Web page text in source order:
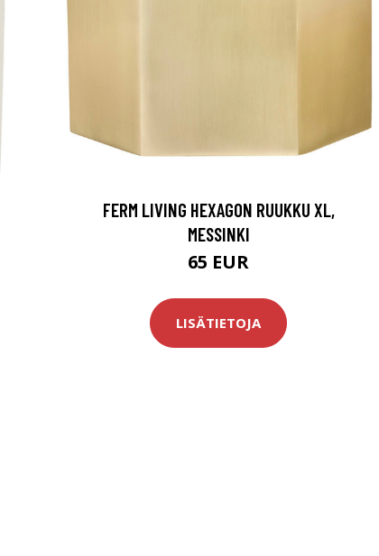
FERM LIVING HEXAGON RUUKKU XL,
MESSINKI
65 EUR
LISÄTIETOJA